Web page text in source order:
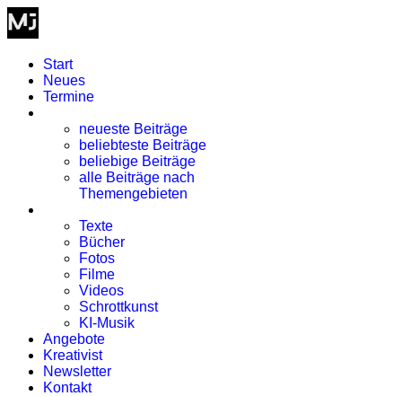
Start
Neues
Termine
neueste Beiträge
beliebteste Beiträge
beliebige Beiträge
alle Beiträge nach
Themengebieten
Texte
Bücher
Fotos
Filme
Videos
Schrottkunst
KI-Musik
Angebote
Kreativist
Newsletter
Kontakt